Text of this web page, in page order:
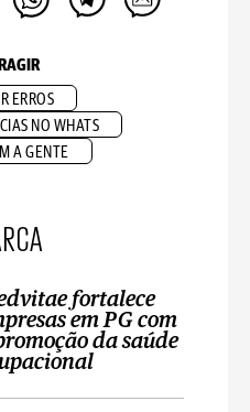
ERROS
NO WHATS
A GENTE
fortalece
em PG com
da saúde